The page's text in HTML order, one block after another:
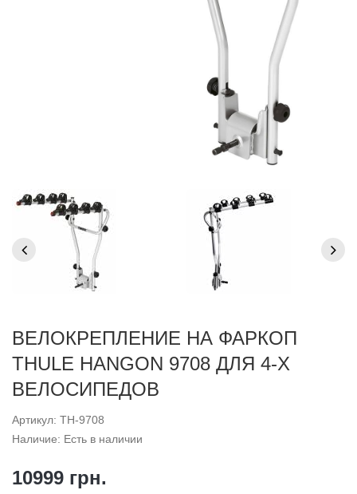
ВЕЛОКРЕПЛЕНИЕ НА ФАРКОП
THULE HANGON 9708 ДЛЯ 4-Х
ВЕЛОСИПЕДОВ
Артикул: TH-9708
Наличие: Есть в наличии
10999 грн.